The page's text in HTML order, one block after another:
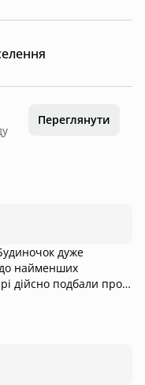
Переглянути
дуже
найменших
дійсно подбали про
може знадобитися
і турботу.
щирістю. Тут
душею й тілом